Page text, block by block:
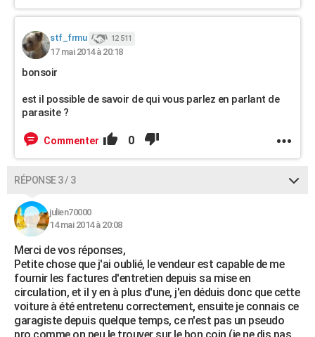
stf_frmu 12 511
17 mai 2014 à 20:18
bonsoir
est il possible de savoir de qui vous parlez en parlant de
parasite ?
Commenter 0
RÉPONSE 3 / 3
julien70000
14 mai 2014 à 20:08
Merci de vos réponses,
Petite chose que j'ai oublié, le vendeur est capable de me
fournir les factures d'entretien depuis sa mise en
circulation, et il y en à plus d'une, j'en déduis donc que cette
voiture à été entretenu correctement, ensuite je connais ce
garagiste depuis quelque temps, ce n'est pas un pseudo